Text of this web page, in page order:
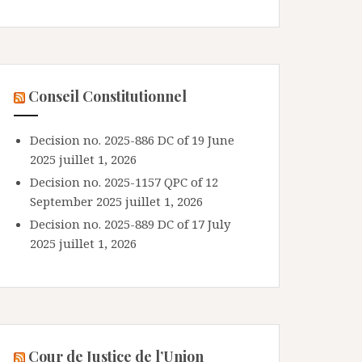
Conseil Constitutionnel
Decision no. 2025-886 DC of 19 June
2025 juillet 1, 2026
Decision no. 2025-1157 QPC of 12
September 2025 juillet 1, 2026
Decision no. 2025-889 DC of 17 July
2025 juillet 1, 2026
Cour de Justice de l’Union